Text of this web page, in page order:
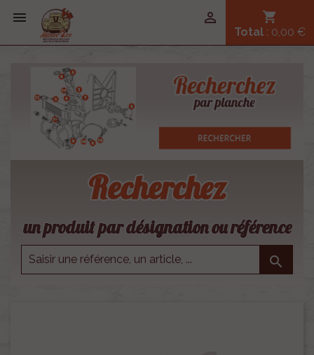
 shopping_cart
Total : 0,00 €

Recherchez
un produit par désignation ou référence
